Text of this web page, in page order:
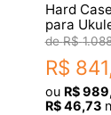
Hard
para
R$ 1.
R$ 841
ou R$ 989,
R$ 46,73